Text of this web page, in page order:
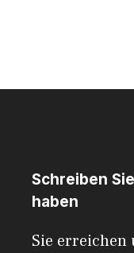
Schreiben
haben
Sie erreichen